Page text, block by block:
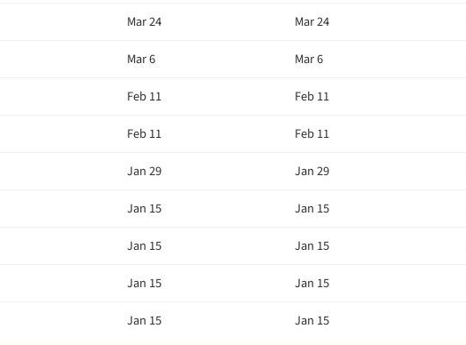
Mar 24 Mar 24
Mar 6 Mar 6
Feb 11 Feb 11
Feb 11 Feb 11
Jan 29 Jan 29
Jan 15 Jan 15
Jan 15 Jan 15
Jan 15 Jan 15
Jan 15 Jan 15